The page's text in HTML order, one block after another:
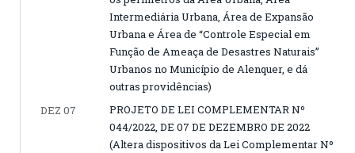
Intermediária Urbana, Área de Expansão
Urbana e Área de “Controle Especial em
Função de Ameaça de Desastres Naturais”
Urbanos no Município de Alenquer, e dá
outras providências)
DEZ 07
PROJETO DE LEI COMPLEMENTAR Nº
044/2022, DE 07 DE DEZEMBRO DE 2022
(Altera dispositivos da Lei Complementar Nº